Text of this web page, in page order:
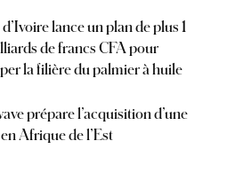
lance un plan de plus 1
de francs CFA pour
la filière du palmier à huile
prépare l’acquisition d’une
Afrique de l’Est